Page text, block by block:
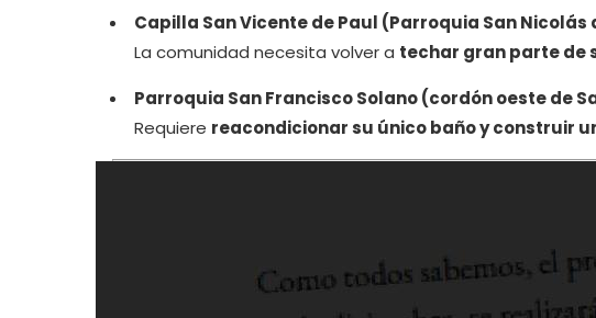
Capilla San Vicente de Paul (Parroquia San
La comunidad necesita volver a techar gran parte de
Parroquia San Francisco Solano (cordón oeste de
Requiere reacondicionar su único baño y construir